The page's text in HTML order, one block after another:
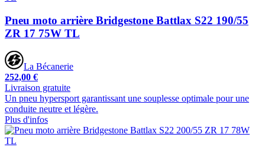
Pneu moto arrière Bridgestone Battlax S22 190/55
ZR 17 75W TL
La Bécanerie
252,00 €
Livraison gratuite
Un pneu hypersport garantissant une souplesse optimale pour une
conduite neutre et légère.
Plus d'infos